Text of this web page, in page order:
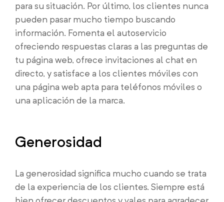
para su situación. Por último, los clientes nunca
pueden pasar mucho tiempo buscando
información. Fomenta el autoservicio
ofreciendo respuestas claras a las preguntas de
tu página web, ofrece invitaciones al chat en
directo, y satisface a los clientes móviles con
una página web apta para teléfonos móviles o
una aplicación de la marca.
Generosidad
La generosidad significa mucho cuando se trata
de la experiencia de los clientes. Siempre está